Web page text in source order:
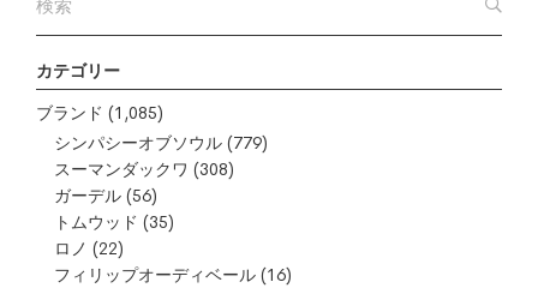
カテゴリー
ブランド (1,085)
シンパシーオブソウル (779)
スーマンダックワ (308)
ガーデル (56)
トムウッド (35)
ロノ (22)
フィリップオーディベール (16)